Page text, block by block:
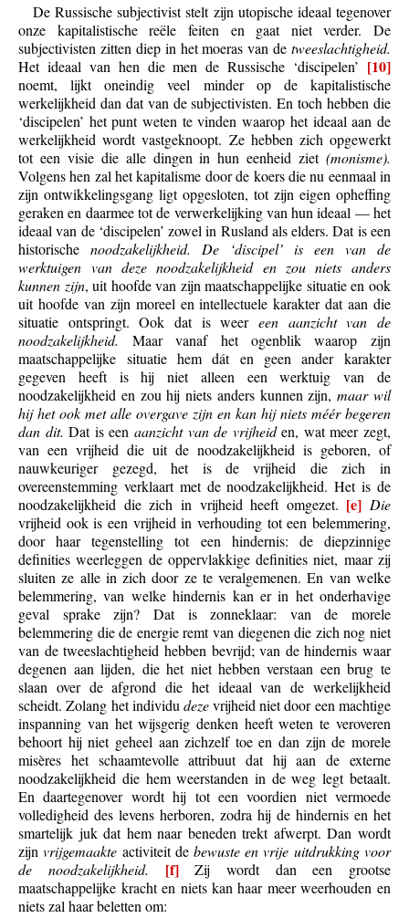
De Russische subjectivist stelt zijn utopische ideaal tegenover
onze kapitalistische reële feiten en gaat niet verder. De
subjectivisten zitten diep in het moeras van de tweeslachtigheid.
Het ideaal van hen die men de Russische ‘discipelen’ [10]
noemt, lijkt oneindig veel minder op de kapitalistische
werkelijkheid dan dat van de subjectivisten. En toch hebben die
‘discipelen’ het punt weten te vinden waarop het ideaal aan de
werkelijkheid wordt vastgeknoopt. Ze hebben zich opgewerkt
tot een visie die alle dingen in hun eenheid ziet (monisme).
Volgens hen zal het kapitalisme door de koers die nu eenmaal in
zijn ontwikkelingsgang ligt opgesloten, tot zijn eigen opheffing
geraken en daarmee tot de verwerkelijking van hun ideaal — het
ideaal van de ‘discipelen’ zowel in Rusland als elders. Dat is een
historischenoodzakelijkheid. De ‘discipel’ is een van de
werktuigen van deze noodzakelijkheid en zou niets anders
kunnen zijn, uit hoofde van zijn maatschappelijke situatie en ook
uit hoofde van zijn moreel en intellectuele karakter dat aan die
situatie ontspringt. Ook dat is weer een aanzicht van de
noodzakelijkheid.
Maar vanaf het ogenblik waarop zijn
maatschappelijke situatie hem dát en geen ander karakter
gegeven heeft is hij niet alleen een werktuig van de
noodzakelijkheid en zou hij niets anders kunnen zijn,maar wil
hij het ook met alle overgave zijn en kan hij niets méér begeren
dan dit. Dat is een aanzicht van de vrijheiden, wat meer zegt,
van een vrijheid die uit de noodzakelijkheid is geboren, of
nauwkeuriger gezegd, het is de vrijheid die zich in
overeenstemming verklaart met de noodzakelijkheid. Het is de
noodzakelijkheid die zich in vrijheid heeft omgezet. [e] Die
vrijheid ook is een vrijheid in verhouding tot een belemmering,
door haar tegenstelling tot een hindernis: de diepzinnige
definities weerleggen de oppervlakkige definities niet, maar zij
sluiten ze alle in zich door ze te veralgemenen. En van welke
belemmering, van welke hindernis kan er in het onderhavige
geval sprake zijn? Dat is zonneklaar: van de morele
belemmering die de energie remt van diegenen die zich nog niet
van de tweeslachtigheid hebben bevrijd; van de hindernis waar
degenen aan lijden, die het niet hebben verstaan een brug te
slaan over de afgrond die het ideaal van de werkelijkheid
scheidt. Zolang het individu dezevrijheid niet door een machtige
inspanning van het wijsgerig denken heeft weten te veroveren
behoort hij niet geheel aan zichzelf toe en dan zijn de morele
misères het schaamtevolle attribuut dat hij aan de externe
noodzakelijkheid die hem weerstanden in de weg legt betaalt.
En daartegenover wordt hij tot een voordien niet vermoede
volledigheid des levens herboren, zodra hij de hindernis en het
smartelijk juk dat hem naar beneden trekt afwerpt. Dan wordt
zijnvrijgemaakte activiteit debewuste en vrije uitdrukking voor
de noodzakelijkheid.
[f]Zij wordt dan een grootse
maatschappelijke kracht en niets kan haar meer weerhouden en
niets zal haar beletten om: